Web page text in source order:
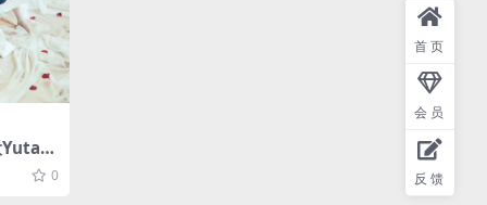
Yuta-
20
首页
会员
反馈